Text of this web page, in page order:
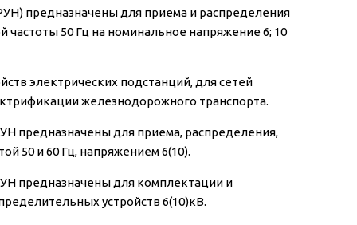
предназначены для приема и распределения
50 Гц на номинальное напряжение 6; 10
электрических подстанций, для сетей
железнодорожного транспорта.
предназначены для приема, распределения,
50 и 60 Гц, напряжением 6(10).
предназначены для комплектации и
устройств 6(10)кВ.